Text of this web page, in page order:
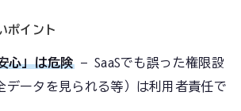
ポイント
心」は危険 — SaaSでも誤った権限設
データを見られる等）は利用者責任で